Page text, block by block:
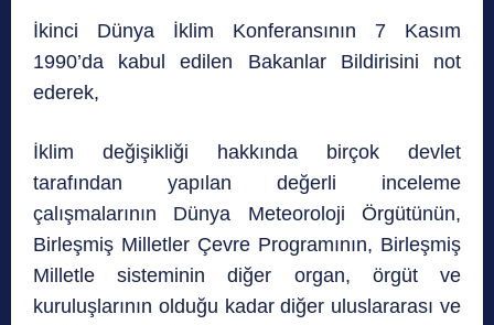
İkinci Dünya İklim Konferansının 7 Kasım
1990’da kabul edilen Bakanlar Bildirisini not
ederek,
İklim değişikliği hakkında birçok devlet
tarafından yapılan değerli inceleme
çalışmalarının Dünya Meteoroloji Örgütünün,
Birleşmiş Milletler Çevre Programının, Birleşmiş
Milletle sisteminin diğer organ, örgüt ve
kuruluşlarının olduğu kadar diğer uluslararası ve